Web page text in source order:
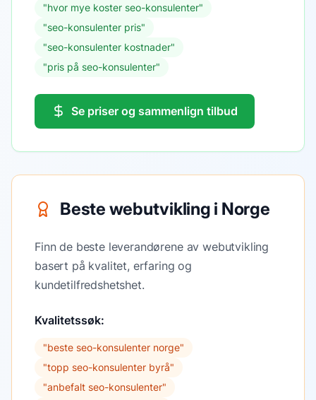
"hvor mye koster seo-konsulenter"
"seo-konsulenter pris"
"seo-konsulenter kostnader"
"pris på seo-konsulenter"
Se priser og sammenlign tilbud
Beste webutvikling i Norge
Finn de beste leverandørene av webutvikling
basert på kvalitet, erfaring og
kundetilfredshetshet.
Kvalitetssøk:
"beste seo-konsulenter norge"
"topp seo-konsulenter byrå"
"anbefalt seo-konsulenter"